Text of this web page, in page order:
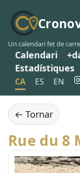
Un calendari fet de
Calendari
Estadístiques
CA ES EN
← Tornar
Rue du 8